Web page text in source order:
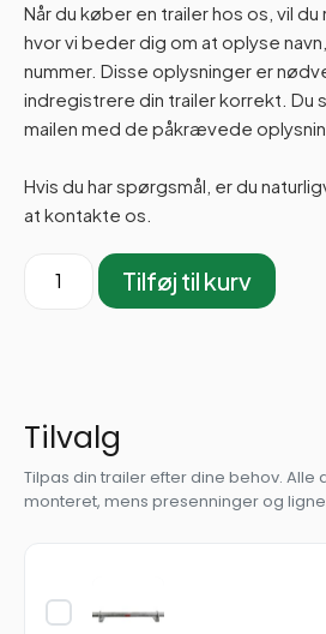
Når du køber en trailer hos os, vil
hvor vi beder dig om at oplyse
nummer. Disse oplysninger er
indregistrere din trailer korrekt. Du
mailen med de påkrævede
Hvis du har spørgsmål, er du
at kontakte os.
Tilføj til kurv
Tilvalg
Tilpas din trailer efter dine behov. Alle
monteret, mens presenninger og